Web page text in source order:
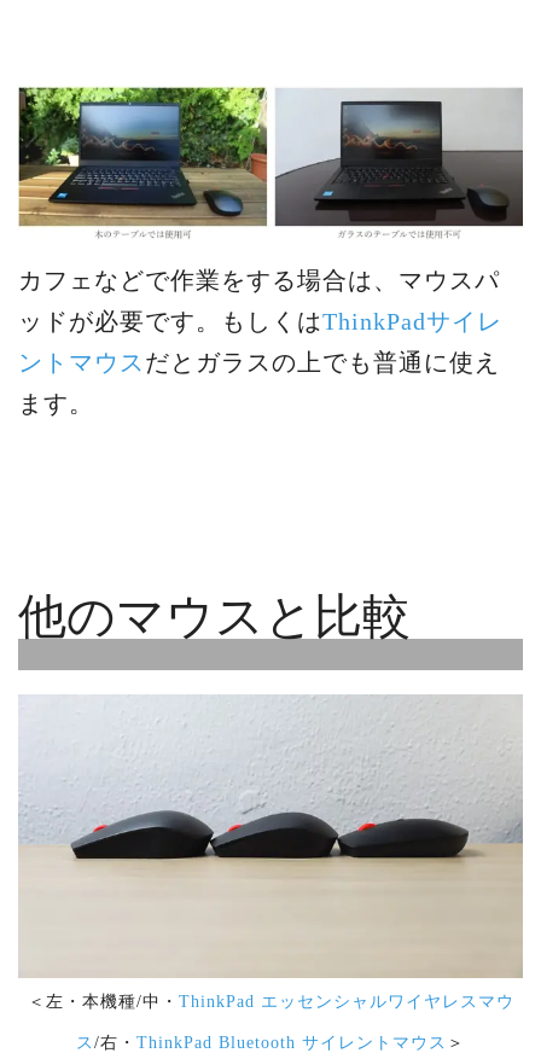
カフェなどで作業をする場合は、マウスパ
ッドが必要です。もしくはThinkPadサイレ
ントマウス だとガラスの上でも普通に使え
ます。
他のマウスと比較
＜左・本機種/中・ ThinkPad エッセンシャルワイヤレスマウ
ス /右・ ThinkPad Bluetooth サイレントマウス ＞